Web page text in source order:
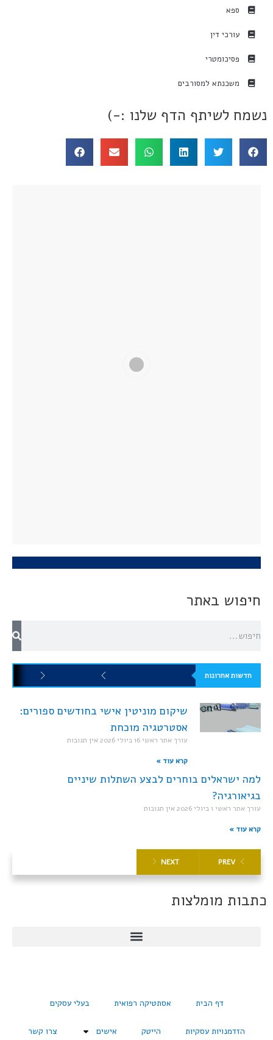
ספא
עורכי דין
פסיכומטרי
משכנתא למסורבים
נשמח לשיתף הדף שלנו :-)
חיפוש באתר
חדשות אחרונות
שיקום מוניטין אישי בחודשים ספורים:
אסטרטגיה מוכחת
עורך אתר ראשי16 ביולי 2026 אין תגובות
קרא עוד »
למה ישראלים בוחרים לבצע השתלות שיניים
בגיאורגיה?
עורך אתר ראשי 1 ביולי 2026 אין תגובות
קרא עוד »
PREV
NEXT
כתבות מומלצות
דף הבית אסתטיקה רפואית בעלי עסקים
הזדמנויות עסקיות הייטק אישים צרו קשר